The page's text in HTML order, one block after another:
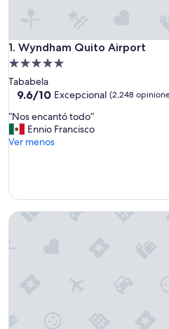
1. Wyndham Quito Airport
Wyndham Quito Airport
Propiedad
de
5.0
Tababela
9.6
10,
Excepcional,
(2,248
9.6/10 Excepcional (2,248
“
N
o
c
n
“Nos encantó todo”
Ennio Francisco
Ver menos
Hotel Reina Isabel